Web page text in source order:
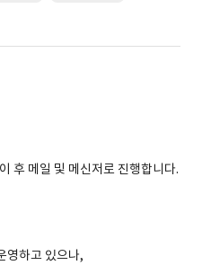
후 메일 및 메신저로 진행합니다.
영하고 있으나,